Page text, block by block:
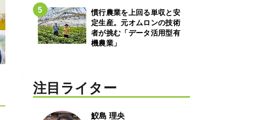
慣行農業を上回る単収と安
定生産。元オムロンの技術
者が挑む「データ活用型有
機農業」
注目ライター
鮫島 理央